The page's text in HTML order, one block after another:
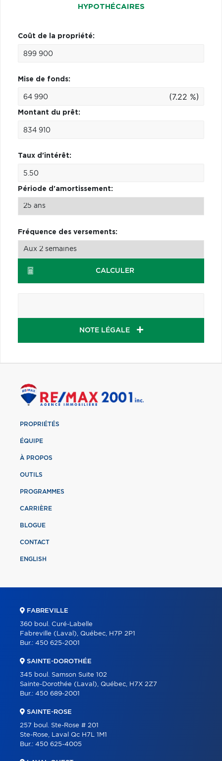
HYPOTHÉCAIRES
Coût de la propriété:
Mise de fonds:
(7.22 %)
Montant du prêt:
Taux d'intérêt:
Période d'amortissement:
Fréquence des versements:
CALCULER
NOTE LÉGALE
PROPRIÉTÉS
ÉQUIPE
À PROPOS
OUTILS
PROGRAMMES
CARRIÈRE
BLOGUE
CONTACT
ENGLISH
FABREVILLE
360 boul. Curé-Labelle
Fabreville (Laval), Québec, H7P 2P1
Bur.: 450 625-2001
SAINTE-DOROTHÉE
345 boul. Samson Suite 102
Sainte-Dorothée (Laval), Québec, H7X 2Z7
Bur.: 450 689-2001
SAINTE-ROSE
257 boul. Ste-Rose # 201
Ste-Rose, Laval Qc H7L 1M1
Bur.: 450 625-4005